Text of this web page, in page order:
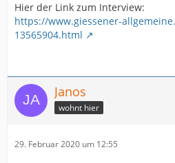
Hier der Link zum Interview:
https://www.giessener-
13565904.html
Janos
wohnt hier
29. Februar 2020 um 12:55